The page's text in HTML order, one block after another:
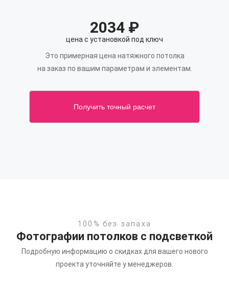
2034 ₽
цена с установкой под ключ
Это примерная цена натяжного потолка
на заказ по вашим параметрам и элементам.
Получить точный расчет
100% без запаха
Фотографии потолков с подсветкой
Подробную информацию о скидках для вашего нового
проекта уточняйте у менеджеров.